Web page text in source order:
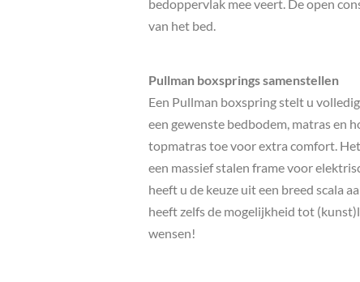
bedoppervlak mee veert. De open
van het bed.
Pullman boxsprings samenstellen
Een Pullman boxspring stelt u
een gewenste bedbodem, matras en
topmatras toe voor extra comfort.
een massief stalen frame voor
heeft u de keuze uit een breed scala
heeft zelfs de mogelijkheid tot
wensen!